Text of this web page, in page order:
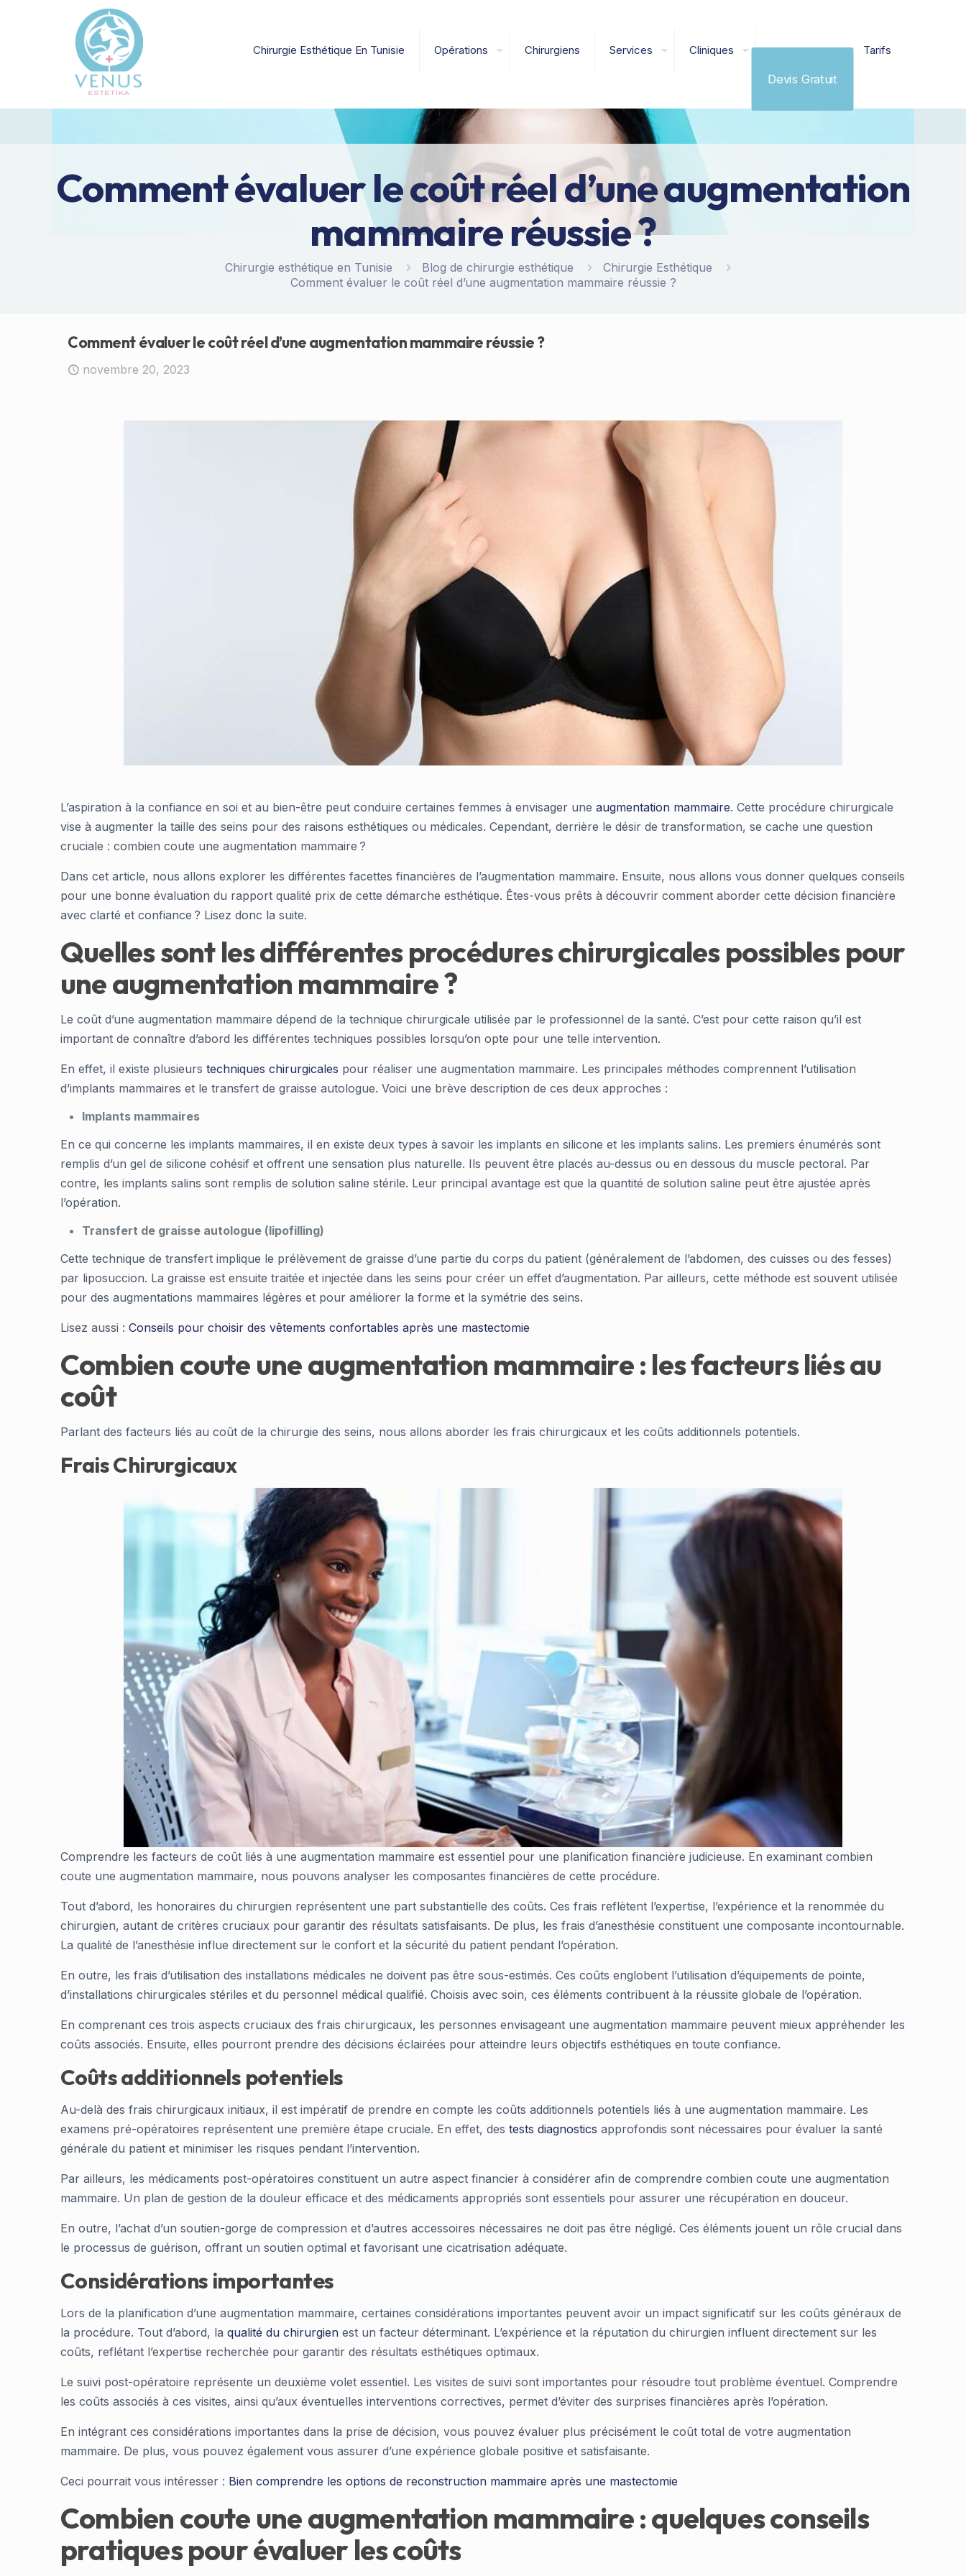
Chirurgie Esthétique En Tunisie Opérations Chirurgiens Services Cliniques
Devis Gratuit
Tarifs
Comment évaluer le coût réel d’une augmentation
mammaire réussie ?
Chirurgie esthétique en Tunisie Blog de chirurgie esthétique
Chirurgie Esthétique
Comment évaluer le coût réel d’une augmentation mammaire réussie ?
Comment évaluer le coût réel d’une augmentation mammaire réussie ?
novembre 20, 2023
L’aspiration à la confiance en soi et au bien-être peut conduire certaines femmes à envisager une augmentation mammaire. Cette procédure chirurgicale
vise à augmenter la taille des seins pour des raisons esthétiques ou médicales. Cependant, derrière le désir de transformation, se cache une question
cruciale : combien coute une augmentation mammaire ?
Dans cet article, nous allons explorer les différentes facettes financières de l’augmentation mammaire. Ensuite, nous allons vous donner quelques conseils
pour une bonne évaluation du rapport qualité prix de cette démarche esthétique. Êtes-vous prêts à découvrir comment aborder cette décision financière
avec clarté et confiance ? Lisez donc la suite.
Quelles sont les différentes procédures chirurgicales possibles pour
une augmentation mammaire ?
Le coût d’une augmentation mammaire dépend de la technique chirurgicale utilisée par le professionnel de la santé. C’est pour cette raison qu’il est
important de connaître d’abord les différentes techniques possibles lorsqu’on opte pour une telle intervention.
En effet, il existe plusieurs techniques chirurgicales pour réaliser une augmentation mammaire. Les principales méthodes comprennent l’utilisation
d’implants mammaires et le transfert de graisse autologue. Voici une brève description de ces deux approches :
Implants mammaires
En ce qui concerne les implants mammaires, il en existe deux types à savoir les implants en silicone et les implants salins. Les premiers énumérés sont
remplis d’un gel de silicone cohésif et offrent une sensation plus naturelle. Ils peuvent être placés au-dessus ou en dessous du muscle pectoral. Par
contre, les implants salins sont remplis de solution saline stérile. Leur principal avantage est que la quantité de solution saline peut être ajustée après
l’opération.
Transfert de graisse autologue (lipofilling)
Cette technique de transfert implique le prélèvement de graisse d’une partie du corps du patient (généralement de l’abdomen, des cuisses ou des fesses)
par liposuccion. La graisse est ensuite traitée et injectée dans les seins pour créer un effet d’augmentation. Par ailleurs, cette méthode est souvent utilisée
pour des augmentations mammaires légères et pour améliorer la forme et la symétrie des seins.
Lisez aussi : Conseils pour choisir des vêtements confortables après une mastectomie
Combien coute une augmentation mammaire : les facteurs liés au
coût
Parlant des facteurs liés au coût de la chirurgie des seins, nous allons aborder les frais chirurgicaux et les coûts additionnels potentiels.
Frais Chirurgicaux
Comprendre les facteurs de coût liés à une augmentation mammaire est essentiel pour une planification financière judicieuse. En examinant combien
coute une augmentation mammaire, nous pouvons analyser les composantes financières de cette procédure.
Tout d’abord, les honoraires du chirurgien représentent une part substantielle des coûts. Ces frais reflètent l’expertise, l’expérience et la renommée du
chirurgien, autant de critères cruciaux pour garantir des résultats satisfaisants. De plus, les frais d’anesthésie constituent une composante incontournable.
La qualité de l’anesthésie influe directement sur le confort et la sécurité du patient pendant l’opération.
En outre, les frais d’utilisation des installations médicales ne doivent pas être sous-estimés. Ces coûts englobent l’utilisation d’équipements de pointe,
d’installations chirurgicales stériles et du personnel médical qualifié. Choisis avec soin, ces éléments contribuent à la réussite globale de l’opération.
En comprenant ces trois aspects cruciaux des frais chirurgicaux, les personnes envisageant une augmentation mammaire peuvent mieux appréhender les
coûts associés. Ensuite, elles pourront prendre des décisions éclairées pour atteindre leurs objectifs esthétiques en toute confiance.
Coûts additionnels potentiels
Au-delà des frais chirurgicaux initiaux, il est impératif de prendre en compte les coûts additionnels potentiels liés à une augmentation mammaire. Les
examens pré-opératoires représentent une première étape cruciale. En effet, des tests diagnostics approfondis sont nécessaires pour évaluer la santé
générale du patient et minimiser les risques pendant l’intervention.
Par ailleurs, les médicaments post-opératoires constituent un autre aspect financier à considérer afin de comprendre combien coute une augmentation
mammaire. Un plan de gestion de la douleur efficace et des médicaments appropriés sont essentiels pour assurer une récupération en douceur.
En outre, l’achat d’un soutien-gorge de compression et d’autres accessoires nécessaires ne doit pas être négligé. Ces éléments jouent un rôle crucial dans
le processus de guérison, offrant un soutien optimal et favorisant une cicatrisation adéquate.
Considérations importantes
Lors de la planification d’une augmentation mammaire, certaines considérations importantes peuvent avoir un impact significatif sur les coûts généraux de
la procédure. Tout d’abord, la qualité du chirurgien est un facteur déterminant. L’expérience et la réputation du chirurgien influent directement sur les
coûts, reflétant l’expertise recherchée pour garantir des résultats esthétiques optimaux.
Le suivi post-opératoire représente un deuxième volet essentiel. Les visites de suivi sont importantes pour résoudre tout problème éventuel. Comprendre
les coûts associés à ces visites, ainsi qu’aux éventuelles interventions correctives, permet d’éviter des surprises financières après l’opération.
En intégrant ces considérations importantes dans la prise de décision, vous pouvez évaluer plus précisément le coût total de votre augmentation
mammaire. De plus, vous pouvez également vous assurer d’une expérience globale positive et satisfaisante.
Ceci pourrait vous intéresser : Bien comprendre les options de reconstruction mammaire après une mastectomie
Combien coute une augmentation mammaire : quelques conseils
pratiques pour évaluer les coûts